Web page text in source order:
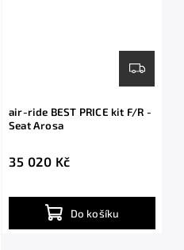
air-ride BEST PRICE kit F/R -
Seat Arosa
35 020 Kč
Do košíku